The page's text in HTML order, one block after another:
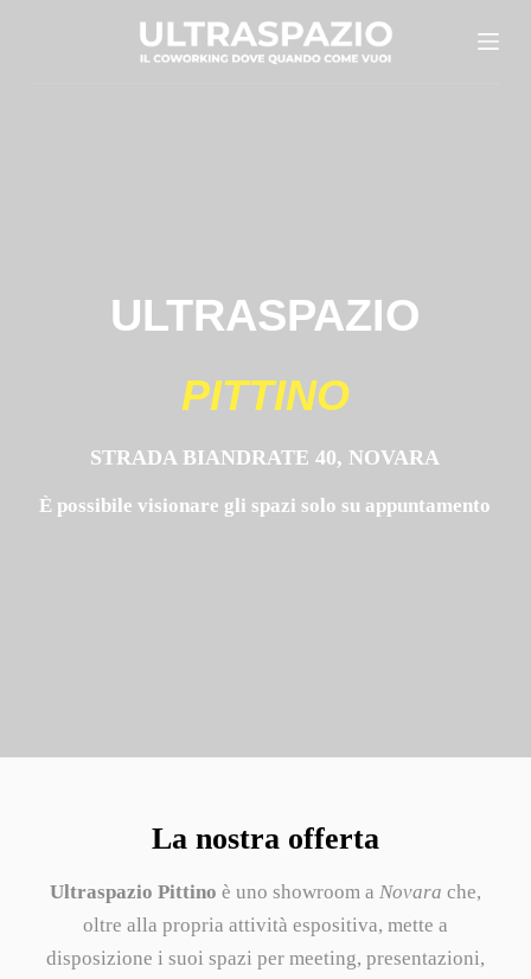
ULTRASPAZIO
PITTINO
STRADA BIANDRATE 40, NOVARA
È possibile visionare gli spazi solo su appuntamento
La nostra offerta
Ultraspazio Pittino è uno showroom a Novara che,
oltre alla propria attività espositiva, mette a
disposizione i suoi spazi per meeting, presentazioni,